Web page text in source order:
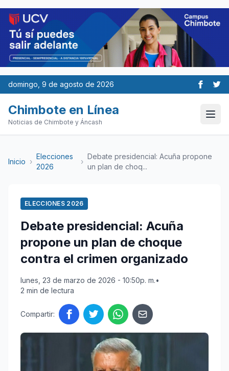
domingo, 9 de agosto de 2026
Chimbote en Línea
Noticias de Chimbote y Áncash
Inicio ›
Elecciones
2026
›
Debate presidencial: Acuña propone
un plan de choq...
ELECCIONES 2026
Debate presidencial: Acuña
propone un plan de choque
contra el crimen organizado
lunes, 23 de marzo de 2026 - 10:50p. m.•
2 min de lectura
Compartir: